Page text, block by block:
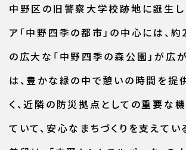
中野区の旧警察大学校跡地に誕生し
ア「中野四季の都市」の中心には、
の広大な「中野四季の森公園」が広
は、豊かな緑の中で憩いの時間を提
く、近隣の防災拠点としての重要な
ていて、安心なまちづくりを支えてい